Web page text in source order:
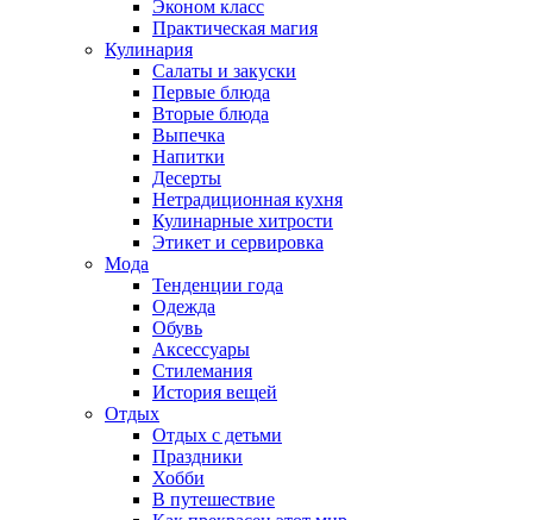
Эконом класс
Практическая магия
Кулинария
Салаты и закуски
Первые блюда
Вторые блюда
Выпечка
Напитки
Десерты
Нетрадиционная кухня
Кулинарные хитрости
Этикет и сервировка
Мода
Тенденции года
Одежда
Обувь
Аксессуары
Стилемания
История вещей
Отдых
Отдых с детьми
Праздники
Хобби
В путешествие